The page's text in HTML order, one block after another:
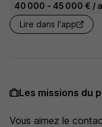
40 000 - 45 000 € /
Lire dans l'app
Les missions du
Vous aimez le